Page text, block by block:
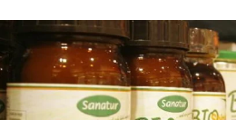
sport
berlin
nord